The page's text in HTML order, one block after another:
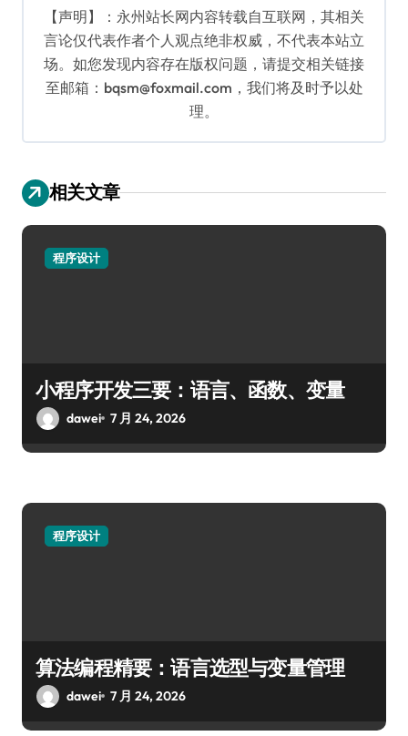
【声明】：永州站长网内容转载自互联网，其相关
言论仅代表作者个人观点绝非权威，不代表本站立
场。如您发现内容存在版权问题，请提交相关链接
至邮箱：bqsm@foxmail.com，我们将及时予以处
理。
相关文章
程序设计
小程序开发三要：语言、函数、变量
dawei 7 月 24, 2026
程序设计
算法编程精要：语言选型与变量管理
dawei 7 月 24, 2026